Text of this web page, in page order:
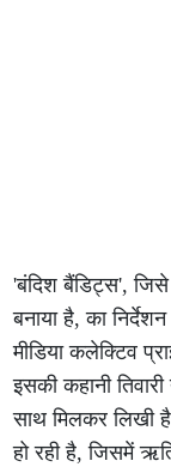
'बंदिश बैंडिट्स',
बनाया है, का
मीडिया कलेक्टिव
इसकी कहानी
साथ मिलकर लिखी
हो रही है, जिसमें